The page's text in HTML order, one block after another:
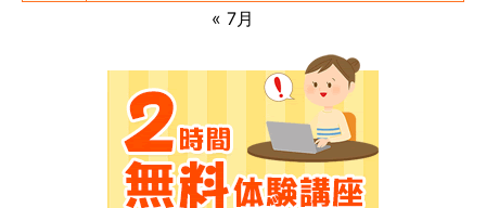
« 7月